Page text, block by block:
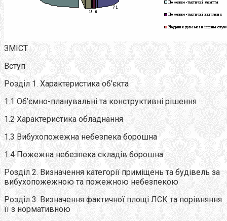
ЗМІСТ
Вступ
Розділ 1. Характеристика об’єкта
1.1 Об’ємно-планувальні та конструктивні рішення
1.2 Характеристика обладнання
1.3 Вибухопожежна небезпека борошна
1.4 Пожежна небезпека складів борошна
Розділ 2. Визначення категорії приміщень та будівель за
вибухопожежною та пожежною небезпекою
Розділ 3. Визначення фактичної площі ЛСК та порівняння
її з нормативною